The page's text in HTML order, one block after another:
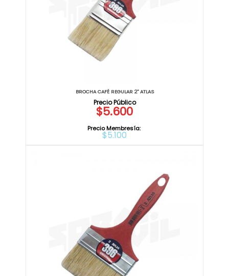
BROCHA CAFÉ REGULAR 2" ATLAS
$5.600
Precio Membresía:
$5.100